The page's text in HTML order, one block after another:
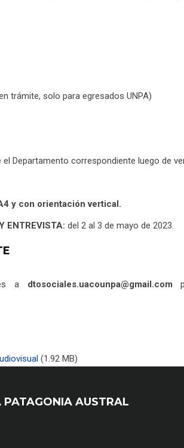
trámite, solo para egresados UNPA)
Departamento correspondiente luego de
y con orientación vertical.
ENTREVISTA: del 2 al 3 de mayo de 2023.
a dtosociales.uacounpa@gmail.com
(1.92 MB)
AUSTRAL